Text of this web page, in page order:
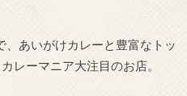
あいがけカレーと豊富なトッ
レーマニア大注目のお店。